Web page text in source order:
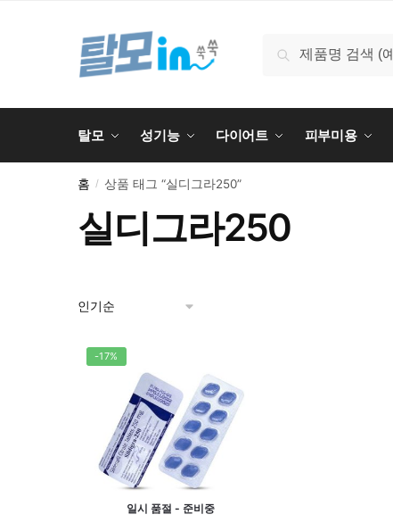
검색
탈모 성기능 다이어트 피부미용
홈 / 상품 태그 “실디그라250”
실디그라250
-17%
일시 품절 - 준비중